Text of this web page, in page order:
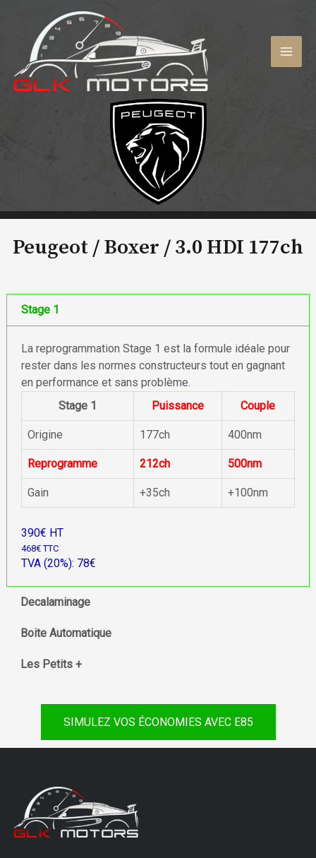
contenu
Peugeot / Boxer /3.0 HDI 177ch
Stage 1
La reprogrammation Stage 1 est la formule idéale pour
rester dans les normes constructeurs tout en gagnant
en performance et sans problème.
Stage 1
Puissance Couple
Origine 177ch 400nm
Reprogramme 212ch 500nm
Gain +35ch +100nm
390€ HT
468€ TTC
TVA (20%): 78€
Decalaminage
Boite Automatique
Les Petits +
SIMULEZ VOS ÉCONOMIES AVEC E85